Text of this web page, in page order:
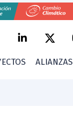
ALIANZAS